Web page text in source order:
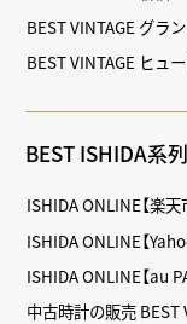
BEST VINTAGE グラ
BEST VINTAGE ヒュ
BEST ISHIDA系
ISHIDA ONLINE【楽天
ISHIDA ONLINE【
ISHIDA ONLINE【au
中古時計の販売 BEST